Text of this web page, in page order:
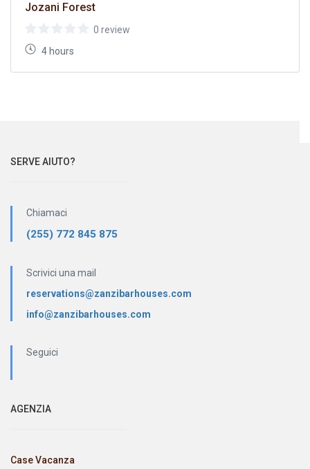
Jozani Forest
0 review
4 hours
SERVE AIUTO?
Chiamaci
(255) 772 845 875
Scrivici una mail
reservations@zanzibarhouses.com
info@zanzibarhouses.com
Seguici
AGENZIA
Case Vacanza